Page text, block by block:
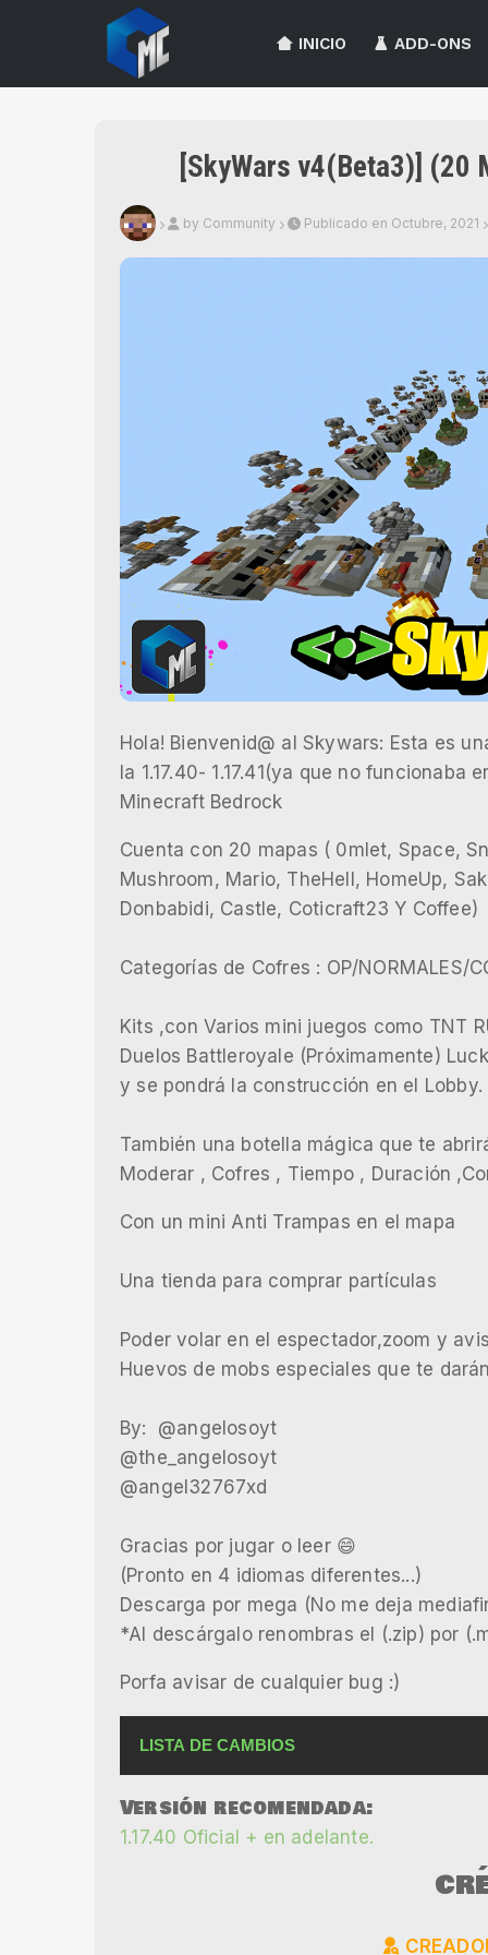
INICIO ADD-ONS
[SkyWars v4(Beta3)] (20
by Community Publicado en Octubre, 2021
Hola! Bienvenid@ al Skywars: Esta es
la 1.17.40- 1.17.41(ya que no
Minecraft Bedrock
Cuenta con 20 mapas ( 0mlet, Space,
Mushroom, Mario, TheHell, HomeUp,
Donbabidi, Castle, Coticraft23 Y Coffee)
Categorías de Cofres : OP/NORMALES/
Kits ,con Varios mini juegos como TNT
Duelos Battleroyale (Próximamente)
y se pondrá la construcción en el Lobby.
También una botella mágica que te
Moderar , Cofres , Tiempo , Duración
Con un mini Anti Trampas en el mapa
Una tienda para comprar partículas
Poder volar en el espectador,zoom y
Huevos de mobs especiales que te
By: @angelosoyt
@the_angelosoyt
@angel32767xd
Gracias por jugar o leer 😄
(Pronto en 4 idiomas diferentes...)
Descarga por mega (No me deja
*Al descárgalo renombras el (.zip) por
Porfa avisar de cualquier bug :)
LISTA DE CAMBIOS
CAMBIOS V4 (BETA 2):
-Implementaciones :
🔮Nerfs :Kit : Donbabidi
Versión recomendada:
1.17.40 Oficial + en adelante.